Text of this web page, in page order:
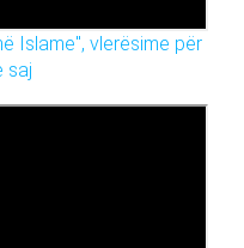
Islame", vlerësime për
saj